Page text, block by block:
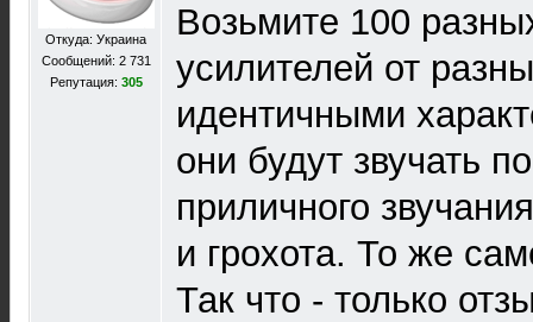
Откуда: Украина
Сообщений: 2 731
Репутация: 305
Возьмите 100
усилителей от
идентичными
они будут звучать
приличного
и грохота. То же
Так что - только